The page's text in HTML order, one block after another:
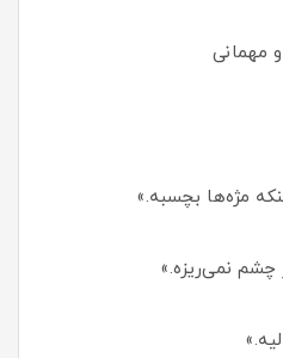
مهمانی
مژه‌ها بچسبه.»
چشم نمی‌ریزه.»